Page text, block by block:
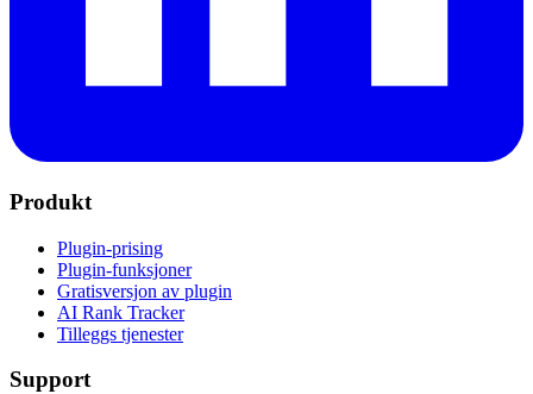
Produkt
Plugin-prising
Plugin-funksjoner
Gratisversjon av plugin
AI Rank Tracker
Tilleggs tjenester
Support